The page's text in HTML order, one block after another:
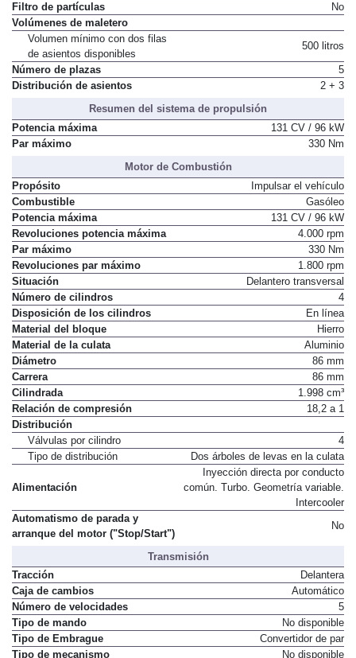
Filtro de partículas
No
Volúmenes de maletero
Volumen mínimo con dos filas
de asientos disponibles
500 litros
Número de plazas
5
Distribución de asientos
2 + 3
Resumen del sistema de propulsión
Potencia máxima
131 CV / 96 kW
Par máximo
330 Nm
Motor de Combustión
Propósito
Impulsar el vehículo
Combustible
Gasóleo
Potencia máxima
131 CV / 96 kW
Revoluciones potencia máxima
4.000 rpm
Par máximo
330 Nm
Revoluciones par máximo
1.800 rpm
Situación
Delantero transversal
Número de cilindros
4
Disposición de los cilindros
En línea
Material del bloque
Hierro
Material de la culata
Aluminio
Diámetro
86 mm
Carrera
86 mm
Cilindrada
1.998 cm³
Relación de compresión
18,2 a 1
Distribución
Válvulas por cilindro
4
Tipo de distribución
Dos árboles de levas en la culata
Alimentación
Inyección directa por conducto
común. Turbo. Geometría variable.
Intercooler
Automatismo de parada y
arranque del motor ("Stop/Start")
No
Transmisión
Tracción
Delantera
Caja de cambios
Automático
Número de velocidades
5
Tipo de mando
No disponible
Tipo de Embrague
Convertidor de par
Tipo de mecanismo
No disponible